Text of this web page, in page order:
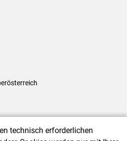
technisch erforderlichen